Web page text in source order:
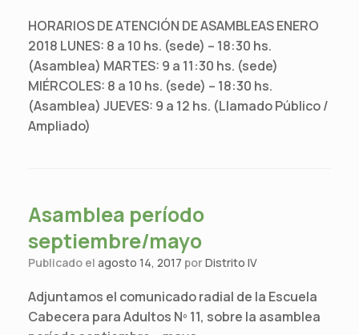
HORARIOS DE ATENCIÓN DE ASAMBLEAS ENERO
2018 LUNES: 8 a 10 hs. (sede) – 18:30 hs.
(Asamblea) MARTES: 9 a 11:30 hs. (sede)
MIÉRCOLES: 8 a 10 hs. (sede) – 18:30 hs.
(Asamblea) JUEVES: 9 a 12 hs. (Llamado Público /
Ampliado)
Asamblea período
septiembre/mayo
Publicado el agosto 14, 2017 porDistrito IV
Adjuntamos el comunicado radial de la Escuela
Cabecera para Adultos Nº 11, sobre la asamblea